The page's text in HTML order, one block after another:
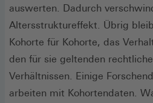
auswerten. Dadurch
Altersstruktureffekt. Übrig
Kohorte für Kohorte, das
den für sie geltenden
Verhältnissen. Einige
arbeiten mit Kohortendaten.